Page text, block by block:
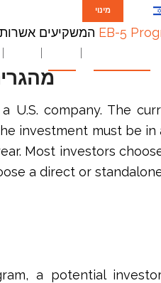
מינוי
EB-5
U.S. company. The
investment must be in
Most investors
a direct or
a potential